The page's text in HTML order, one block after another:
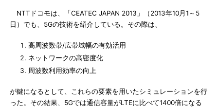
NTTドコモは、「CEATEC JAPAN 2013」（2013年10月1～5
日）でも、5Gの技術を紹介している。その際は、
高周波数帯/広帯域幅の有効活用
ネットワークの高密度化
周波数利用効率の向上
が鍵になるとして、これらの要素を用いたシミュレーションを行
った。その結果、5Gでは通信容量がLTEに比べて1400倍になる